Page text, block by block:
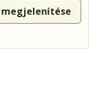
megjelenítése